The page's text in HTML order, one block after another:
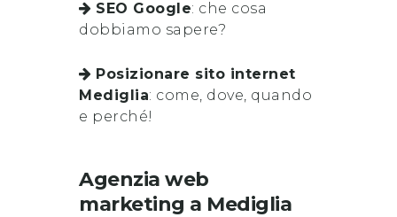
SEO Google: che cosa
dobbiamo sapere?
Posizionare sito internet
Mediglia: come, dove, quando
e perché!
Agenzia web
marketing a Mediglia